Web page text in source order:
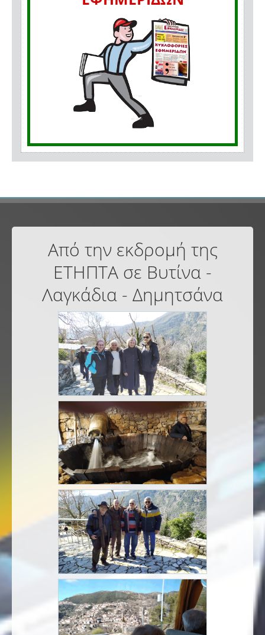
Από την εκδρομή της
ΕΤΗΠΤΑ σε Βυτίνα -
Λαγκάδια - Δημητσάνα